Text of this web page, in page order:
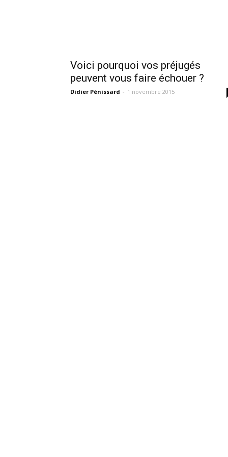
Voici pourquoi vos préjugés
peuvent vous faire échouer ?
Didier Pénissard - 1 novembre 2015